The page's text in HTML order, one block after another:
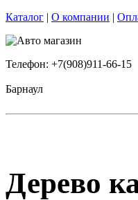
Каталог | О компании |
Телефон: +7(908)911-66-15
Барнаул
Дерево